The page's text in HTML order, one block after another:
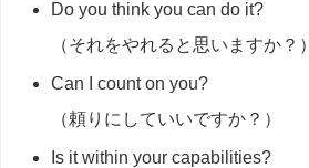
Do you think you can do it?
（それをやれると思いますか？）
Can I count on you?
（頼りにしていいですか？）
Is it within your capabilities?